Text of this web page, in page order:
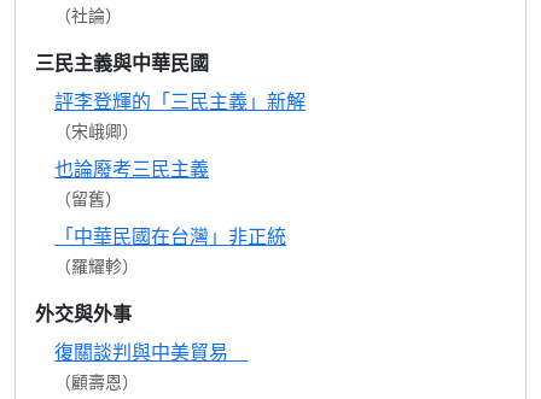
（社論）
三民主義與中華民國
評李登輝的「三民主義」新解
（宋峨卿）
也論廢考三民主義
（留舊）
「中華民國在台灣」非正統
（羅耀軫）
外交與外事
復關談判與中美貿易
（顧壽恩）